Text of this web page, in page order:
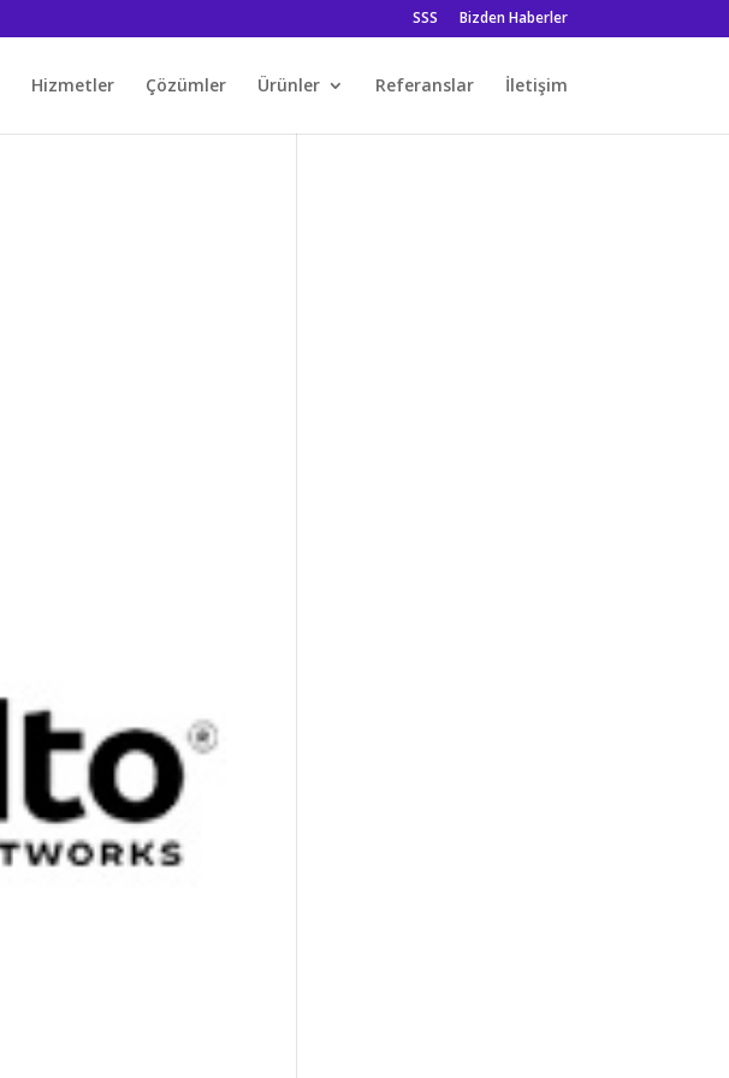
SSS Bizden Haberler
Hizmetler Çözümler Ürünler Referanslar İletişim